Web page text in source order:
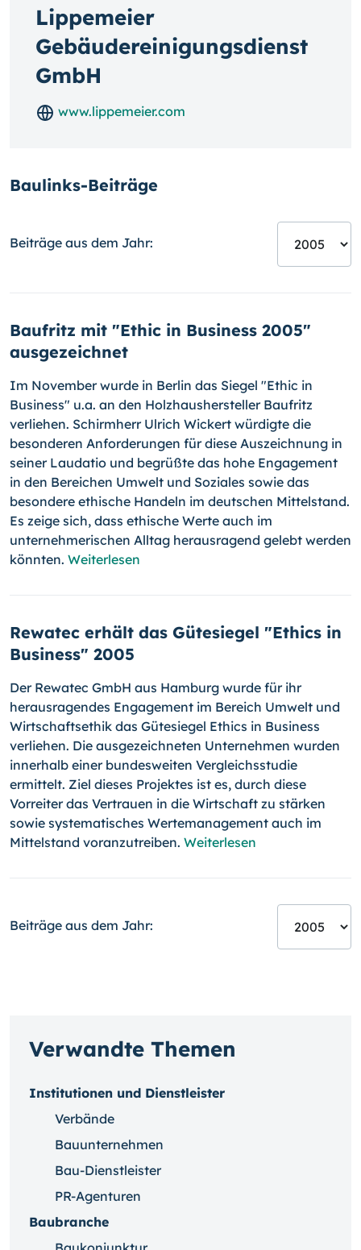
Lippemeier
Gebäudereinigungsdienst
GmbH
www.lippemeier.com
Baulinks-Beiträge
Beiträge aus dem Jahr:
Baufritz mit "Ethic in Business 2005"
ausgezeichnet
Im November wurde in Berlin das Siegel "Ethic in
Business" u.a. an den Holzhaushersteller Baufritz
verliehen. Schirmherr Ulrich Wickert würdigte die
besonderen Anforderungen für diese Auszeichnung in
seiner Laudatio und begrüßte das hohe Engagement
in den Bereichen Umwelt und Soziales sowie das
besondere ethische Handeln im deutschen Mittelstand.
Es zeige sich, dass ethische Werte auch im
unternehmerischen Alltag herausragend gelebt werden
könnten. Weiterlesen
Rewatec erhält das Gütesiegel "Ethics in
Business" 2005
Der Rewatec GmbH aus Hamburg wurde für ihr
herausragendes Engagement im Bereich Umwelt und
Wirtschaftsethik das Gütesiegel Ethics in Business
verliehen. Die ausgezeichneten Unternehmen wurden
innerhalb einer bundesweiten Vergleichsstudie
ermittelt. Ziel dieses Projektes ist es, durch diese
Vorreiter das Vertrauen in die Wirtschaft zu stärken
sowie systematisches Wertemanagement auch im
Mittelstand voranzutreiben. Weiterlesen
Beiträge aus dem Jahr:
Verwandte Themen
Institutionen und Dienstleister
Verbände
Bauunternehmen
Bau-Dienstleister
PR-Agenturen
Baubranche